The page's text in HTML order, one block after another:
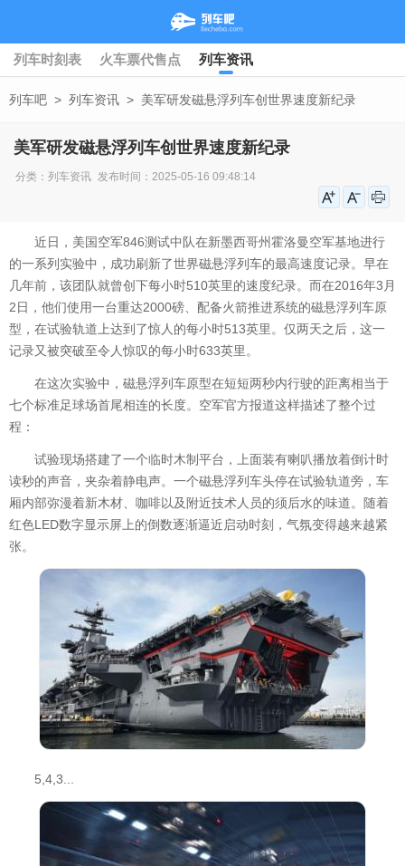
列车时刻表 火车票代售点 列车资讯
列车吧 > 列车资讯 > 美军研发磁悬浮列车创世界速度新纪录
美军研发磁悬浮列车创世界速度新纪录
分类： 列车资讯 发布时间：2025-05-16 09:48:14
近日，美国空军846测试中队在新墨西哥州霍洛曼空军基地进行
的一系列实验中，成功刷新了世界磁悬浮列车的最高速度记录。早在
几年前，该团队就曾创下每小时510英里的速度纪录。而在2016年3月
2日，他们使用一台重达2000磅、配备火箭推进系统的磁悬浮列车原
型，在试验轨道上达到了惊人的每小时513英里。仅两天之后，这一
记录又被突破至令人惊叹的每小时633英里。
在这次实验中，磁悬浮列车原型在短短两秒内行驶的距离相当于
七个标准足球场首尾相连的长度。空军官方报道这样描述了整个过
程：
试验现场搭建了一个临时木制平台，上面装有喇叭播放着倒计时
读秒的声音，夹杂着静电声。一个磁悬浮列车头停在试验轨道旁，车
厢内部弥漫着新木材、咖啡以及附近技术人员的须后水的味道。随着
红色LED数字显示屏上的倒数逐渐逼近启动时刻，气氛变得越来越紧
张。
5,4,3...